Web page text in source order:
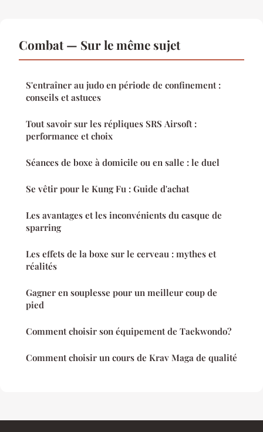
Combat — Sur le même sujet
S'entraîner au judo en période de confinement :
conseils et astuces
Tout savoir sur les répliques SRS Airsoft :
performance et choix
Séances de boxe à domicile ou en salle : le duel
Se vêtir pour le Kung Fu : Guide d'achat
Les avantages et les inconvénients du casque de
sparring
Les effets de la boxe sur le cerveau : mythes et
réalités
Gagner en souplesse pour un meilleur coup de
pied
Comment choisir son équipement de Taekwondo?
Comment choisir un cours de Krav Maga de qualité